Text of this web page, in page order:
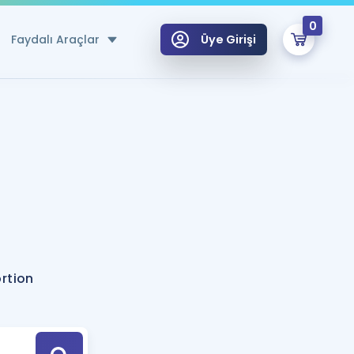
Faydalı Araçlar
Hesaplama Aracı
için Öneriler
Tek Takvimde
Üye Girişi
0
Hoca ile seni sınava hazırlayacak onlarca eğitim seni bekliyor!